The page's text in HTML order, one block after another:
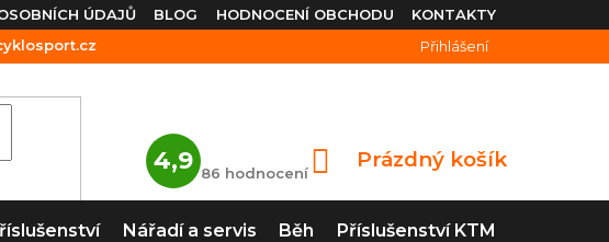
ÚDAJŮ BLOG KONTAKTY
HODNOCENÍ OBCHODU
Přihlášení
4,9
Průměrné
hodnocení
je
4,9
86 hodnocení
NÁKUPNÍ
Prázdný košík
Nářadí a servis Běh Příslušenství KTM